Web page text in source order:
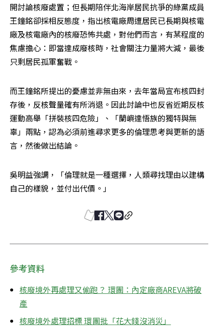
開討論核廢處置；但長期陪伴北海岸居民抗爭的綠黨成員
王鐘銘卻採相反態度，指出核電廠周遭居民已長期與核電
廠及核電廠內的核廢恐怖共處，對他們而言，有某程度的
焦慮擔心：即當達成廢核時，社會關注力量將大減，最後
只剩居民孤軍奮戰。
而王鐘銘所提出的憂慮並非無由來，去年當局宣布核四封
存後，反核聲量確有所消退。因此討論中也反省近期反核
運動高舉「拼裝核四危險」、「蘭嶼達悟族的獨特與無
辜」兩點，認為必須前進尋求更多的倫理思考與更新的語
言，然後做出結論。
吳明益強調，「倫理就是一種選擇，人類尋找理由以建構
自己的樣貌，並付出代價。」
參考資料
核廢境外再處理又偷跑？ 環團：內定廠商AREVA將破
產
核廢境外處理招標 環團批「花大錢沒消災」